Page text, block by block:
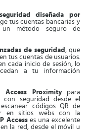
diseñada por
tus cuentas bancarias y
método seguro de
de seguridad , que
tus cuentas de usuarios.
cada inicio de sesión, lo
a tu información
Access Proximitypara
seguridad desde el
códigos QR de
en sitios webs con la
Access es una excelente
la red, desde el móvil u